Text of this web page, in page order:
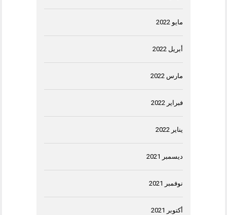
مايو 2022
أبريل 2022
مارس 2022
فبراير 2022
يناير 2022
ديسمبر 2021
نوفمبر 2021
أكتوبر 2021